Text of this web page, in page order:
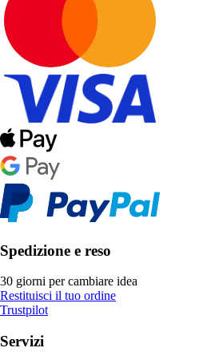
Spedizione e reso
30 giorni per cambiare idea
Restituisci il tuo ordine
Trustpilot
Servizi